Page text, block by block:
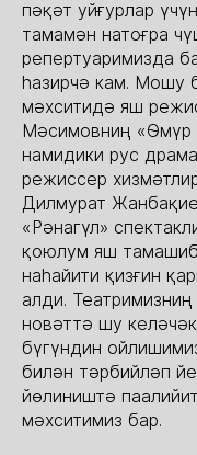
пәқәт уйғурлар
тамамән натоғра
репертуаримизда
һазирчә кам. Мошу
мәхситидә яш
Мәсимовниң «Өмүр
намидики рус
режиссер
Дилмурат
«Рәнагүл»
қоюлум яш
наһайити қизғин
алди.
новәттә шу
бүгүндин
билән тәрбийләп
йөлиништә
мәхситимиз бар.